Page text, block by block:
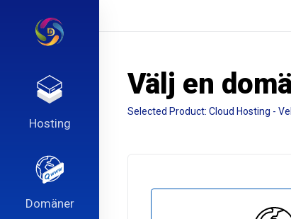
Hosting
Domäner
Välj en
Selected Product: Cloud Hosting -